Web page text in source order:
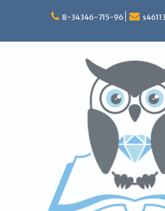
8-34346-715-96